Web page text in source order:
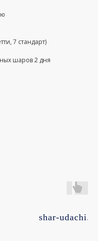
7 стандарт)
шаров 2 дня
shar-udachi.ru